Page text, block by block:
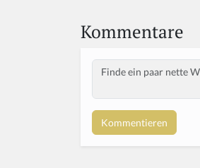
Kommentare
o
u
Body